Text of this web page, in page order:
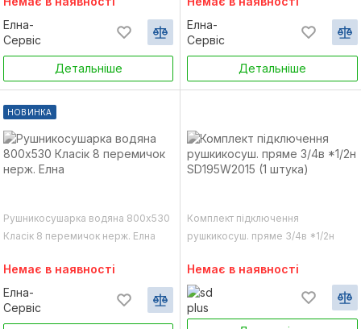
Елна-
Сервіс
Детальніше
Елна-
Сервіс
Детальніше
НОВИНКА
Рушникосушарка водяна 800х530
Класік 8 перемичок нерж. Елна
Немає в наявності
Елна-
Сервіс
Комплект підключення
рушкикосуш. пряме 3/4в *1/2н
Немає в наявності